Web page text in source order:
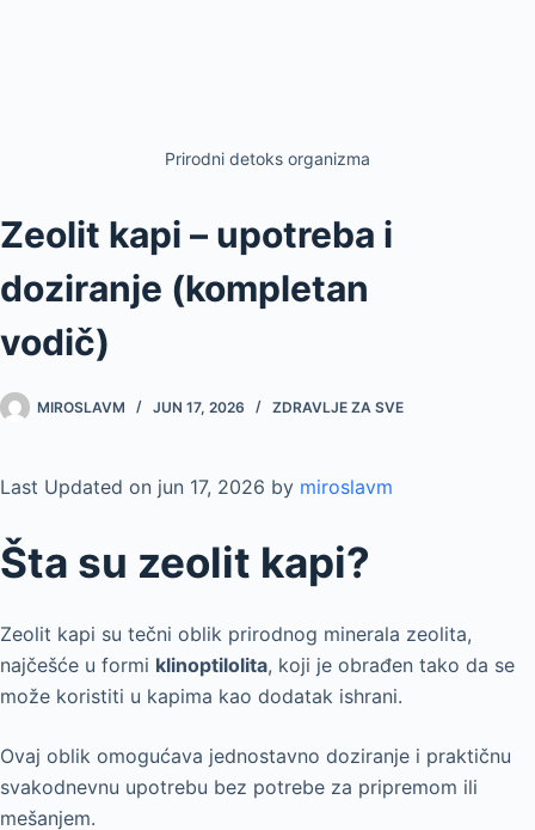
Prirodni detoks organizma
Zeolit kapi – upotreba i
doziranje (kompletan
vodič)
MIROSLAVM JUN 17, 2026 ZDRAVLJE ZA SVE
Last Updated on jun 17, 2026 by miroslavm
Šta su zeolit kapi?
Zeolit kapi su tečni oblik prirodnog minerala zeolita,
najčešće u formi klinoptilolita, koji je obrađen tako da se
može koristiti u kapima kao dodatak ishrani.
Ovaj oblik omogućava jednostavno doziranje i praktičnu
svakodnevnu upotrebu bez potrebe za pripremom ili
mešanjem.